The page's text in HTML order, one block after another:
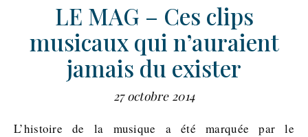
LE MAG – Ces clips
musicaux qui n’auraient
jamais du exister
27 octobre 2014
L’histoire de la musique a été marquée par le